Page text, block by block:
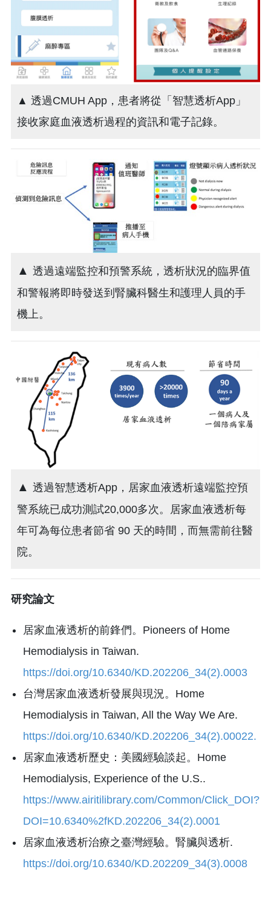
▲ 透過CMUH App，患者將從「智慧透析App」
接收家庭血液透析過程的資訊和電子記錄。
▲ 透過遠端監控和預警系統，透析狀況的臨界值
和警報將即時發送到腎臟科醫生和護理人員的手
機上。
▲ 透過智慧透析App，居家血液透析遠端監控預
警系統已成功測試20,000多次。居家血液透析每
年可為每位患者節省 90 天的時間，而無需前往醫
院。
研究論文
居家血液透析的前鋒們。Pioneers of Home
Hemodialysis in Taiwan.
https://doi.org/10.6340/KD.202206_34(2).0003
台灣居家血液透析發展與現況。Home
Hemodialysis in Taiwan, All the Way We Are.
https://doi.org/10.6340/KD.202206_34(2).00022.
居家血液透析歷史：美國經驗談起。Home
Hemodialysis, Experience of the U.S..
https://www.airitilibrary.com/Common/Click_DOI?
DOI=10.6340%2fKD.202206_34(2).0001
居家血液透析治療之臺灣經驗。腎臟與透析.
https://doi.org/10.6340/KD.202209_34(3).0008